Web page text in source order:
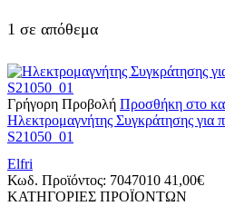
1 σε απόθεμα
Γρήγορη Προβολή Προσθήκη στο
Ηλεκτρομαγνήτης Συγκράτησης για
S21050_01
Elfri
Κωδ. Προϊόντος: 7047010 41,00€
ΚΑΤΗΓΟΡΙΕΣ ΠΡΟΪΟΝΤΩΝ